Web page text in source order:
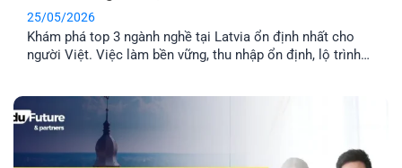
25/05/2026
Khám phá top 3 ngành nghề tại Latvia ổn định nhất cho
người Việt. Việc làm bền vững, thu nhập ổn định, lộ trình